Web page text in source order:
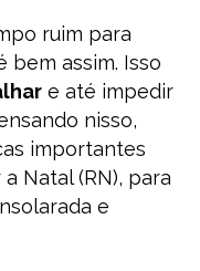
ruim para
bem assim. Isso
e até impedir
nisso,
importantes
Natal (RN), para
e